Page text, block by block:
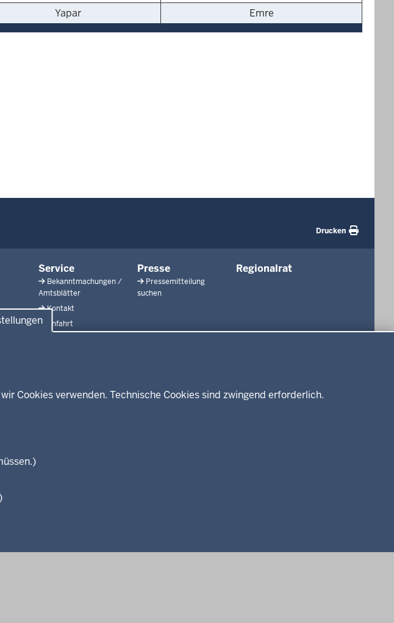
Cookies verwenden. Technische Cookies sind zwingend erforderlich.
Yapar Emre
Drucken
Service
Bekanntmachungen /
Amtsblätter
Kontakt
Anfahrt
Presse
Pressemitteilung
suchen
Regionalrat